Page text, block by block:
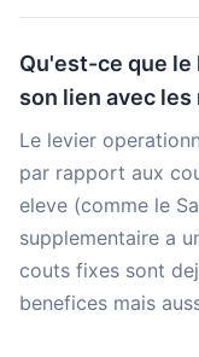
Qu'est-ce que
son lien avec les
Le levier
par rapport aux
eleve (comme le
supplementaire a
couts fixes sont
benefices mais